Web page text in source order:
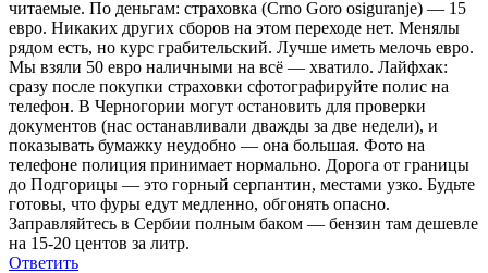
читаемые. По деньгам: страховка (Crno Goro osiguranje) — 15
евро. Никаких других сборов на этом переходе нет. Менялы
рядом есть, но курс грабительский. Лучше иметь мелочь евро.
Мы взяли 50 евро наличными на всё — хватило. Лайфхак:
сразу после покупки страховки сфотографируйте полис на
телефон. В Черногории могут остановить для проверки
документов (нас останавливали дважды за две недели), и
показывать бумажку неудобно — она большая. Фото на
телефоне полиция принимает нормально. Дорога от границы
до Подгорицы — это горный серпантин, местами узко. Будьте
готовы, что фуры едут медленно, обгонять опасно.
Заправляйтесь в Сербии полным баком — бензин там дешевле
на 15-20 центов за литр.
Ответить